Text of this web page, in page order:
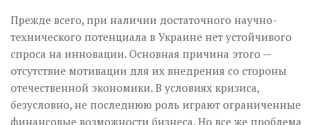
Прежде всего, при наличии достаточного научно-
технического потенциала в Украине нет устойчивого
спроса на инновации. Основная причина этого —
отсутствие мотивации для их внедрения со стороны
отечественной экономики. В условиях кризиса,
безусловно, не последнюю роль играют ограниченные
финансовые возможности бизнеса. Но все же проблема